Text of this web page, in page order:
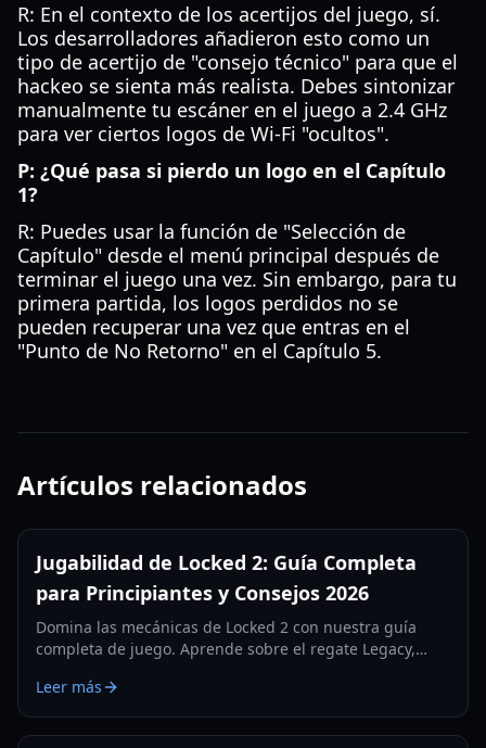
R: En el contexto de los acertijos del juego, sí.
Los desarrolladores añadieron esto como un
tipo de acertijo de "consejo técnico" para que el
hackeo se sienta más realista. Debes sintonizar
manualmente tu escáner en el juego a 2.4 GHz
para ver ciertos logos de Wi-Fi "ocultos".
P: ¿Qué pasa si pierdo un logo en el Capítulo
1?
R: Puedes usar la función de "Selección de
Capítulo" desde el menú principal después de
terminar el juego una vez. Sin embargo, para tu
primera partida, los logos perdidos no se
pueden recuperar una vez que entras en el
"Punto de No Retorno" en el Capítulo 5.
Artículos relacionados
Jugabilidad de Locked 2: Guía Completa
para Principiantes y Consejos 2026
Domina las mecánicas de Locked 2 con nuestra guía
completa de juego. Aprende sobre el regate Legacy,
Leer más